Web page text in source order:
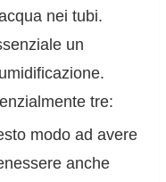
nei tubi.
un
tre:
modo ad avere
anche